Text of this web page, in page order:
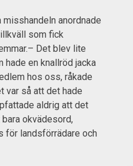
anordnade
som fick
Det blev lite
hade en knallröd jacka
hos oss, råkade
var så att det hade
aldrig att det
okvädesord,
för landsförrädare och